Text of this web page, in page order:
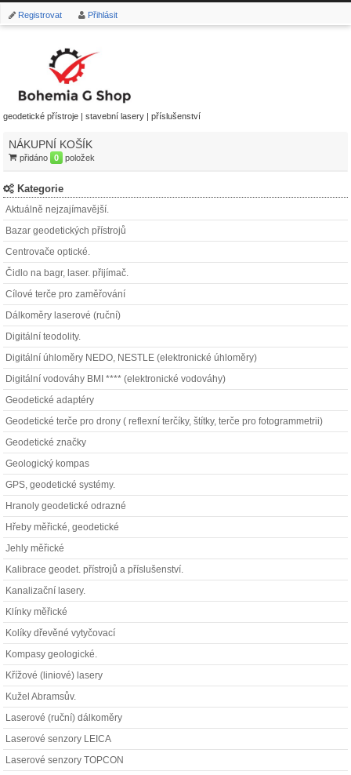
Registrovat Přihlásit
geodetické přístroje | stavební lasery | příslušenství
NÁKUPNÍ KOŠÍK
přidáno 0 položek
Kategorie
Aktuálně nejzajímavější.
Bazar geodetických přístrojů
Centrovače optické.
Čidlo na bagr, laser. přijímač.
Cílové terče pro zaměřování
Dálkoměry laserové (ruční)
Digitální teodolity.
Digitální úhloměry NEDO, NESTLE (elektronické úhloměry)
Digitální vodováhy BMI **** (elektronické vodováhy)
Geodetické adaptéry
Geodetické terče pro drony ( reflexní terčíky, štítky, terče pro fotogrammetrii)
Geodetické značky
Geologický kompas
GPS, geodetické systémy.
Hranoly geodetické odrazné
Hřeby měřické, geodetické
Jehly měřické
Kalibrace geodet. přístrojů a příslušenství.
Kanalizační lasery.
Klínky měřické
Kolíky dřevěné vytyčovací
Kompasy geologické.
Křížové (liniové) lasery
Kužel Abramsův.
Laserové (ruční) dálkoměry
Laserové senzory LEICA
Laserové senzory TOPCON